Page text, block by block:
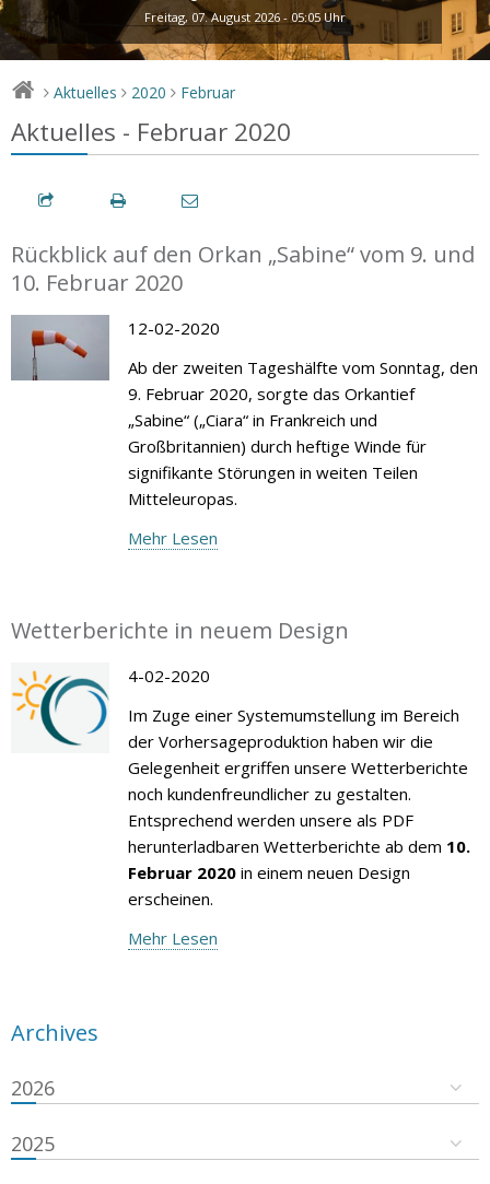
Freitag, 07. August 2026 - 05:05 Uhr
> Aktuelles > 2020 > Februar
Aktuelles - Februar 2020
Rückblick auf den Orkan „Sabine“ vom 9. und
10. Februar 2020
12-02-2020
Ab der zweiten Tageshälfte vom Sonntag, den
9. Februar 2020, sorgte das Orkantief
„Sabine“ („Ciara“ in Frankreich und
Großbritannien) durch heftige Winde für
signifikante Störungen in weiten Teilen
Mitteleuropas.
Mehr Lesen
Wetterberichte in neuem Design
4-02-2020
Im Zuge einer Systemumstellung im Bereich
der Vorhersageproduktion haben wir die
Gelegenheit ergriffen unsere Wetterberichte
noch kundenfreundlicher zu gestalten.
Entsprechend werden unsere als PDF
herunterladbaren Wetterberichte ab dem 10.
Februar 2020in einem neuen Design
erscheinen.
Mehr Lesen
Archives
2026
2025